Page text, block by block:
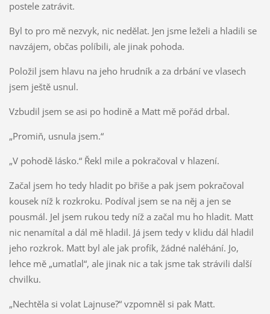
postele zatrávit.
Byl to pro mě nezvyk, nic nedělat. Jen jsme leželi a hladili se
navzájem, občas políbili, ale jinak pohoda.
Položil jsem hlavu na jeho hrudník a za drbání ve vlasech
jsem ještě usnul.
Vzbudil jsem se asi po hodině a Matt mě pořád drbal.
„Promiň, usnula jsem.“
„V pohodě lásko.“ Řekl mile a pokračoval v hlazení.
Začal jsem ho tedy hladit po břiše a pak jsem pokračoval
kousek níž k rozkroku. Podíval jsem se na něj a jen se
pousmál. Jel jsem rukou tedy níž a začal mu ho hladit. Matt
nic nenamítal a dál mě hladil. Já jsem tedy v klidu dál hladil
jeho rozkrok. Matt byl ale jak profík, žádné naléhání. Jo,
lehce mě „umatlal“, ale jinak nic a tak jsme tak strávili další
chvilku.
„Nechtěla si volat Lajnuse?“ vzpomněl si pak Matt.